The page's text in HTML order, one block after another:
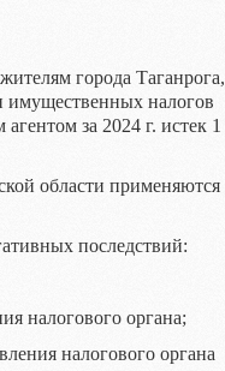
города Таганрога,
имущественных налогов
за 2024 г. истек 1
области применяются
последствий:
налогового органа;
налогового органа